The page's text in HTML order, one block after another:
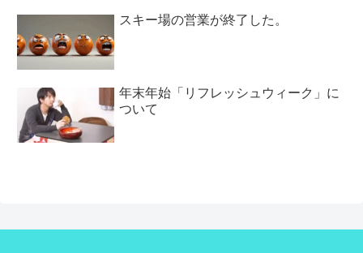
スキー場の営業が終了した。
年末年始「リフレッシュウィーク」に
ついて